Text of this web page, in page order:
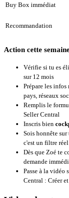
Buy Box immédiat
Recommandation
Action cette
Vérifie si tu es
sur 12 mois
Prépare les
pays, réseaux
Remplis le
Seller Central
Inscris bien
Sois honnête
c'est un filtre réel
Dès que Zoé te
demande
Passe à la vidéo
Central : Créer